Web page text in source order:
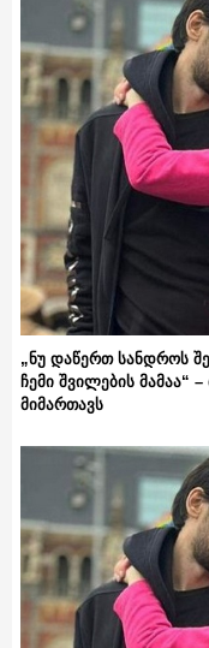
„ნუ დაწერთ სანდროს
ჩემი შვილების მამაა“
მიმართავს